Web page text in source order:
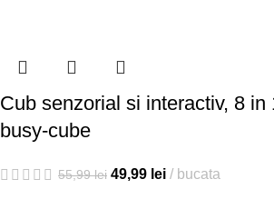
Cub senzorial si interactiv, 8 in
busy-cube
55,99lei 49,99 lei bucata